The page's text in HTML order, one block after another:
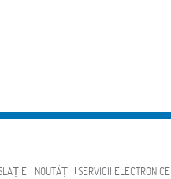
NOUTĂȚI SERVICII ELECTRONICE